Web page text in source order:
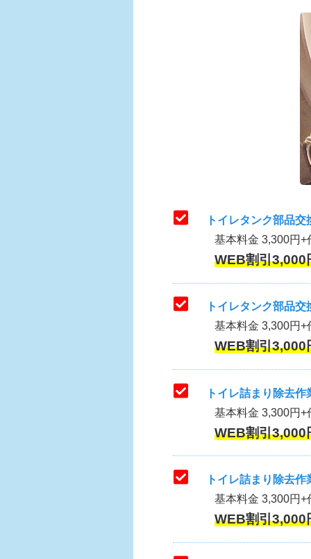
トイレタンク部品
基本料金 3,300円
WEB割引
トイレタンク部品
基本料金 3,300円+
WEB割引
トイレ詰まり除去作
基本料金 3,300円+
WEB割引
トイレ詰まり除去
基本料金 3,300円+
WEB割引